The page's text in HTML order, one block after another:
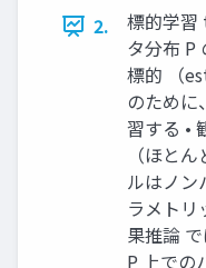
2.
標的学習
タ分布 P
標的 （
のために
習する •
（ほと
ルはノン
ラメトリ
果推論
P 上での